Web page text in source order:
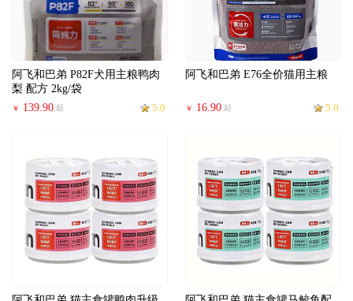
阿飞和巴弟 P82F犬用主粮鸭肉
梨 配方 2kg/袋
￥ 139.90 起 5.0
阿飞和巴弟 E76全价猫用主粮
￥ 16.90 起 5.0